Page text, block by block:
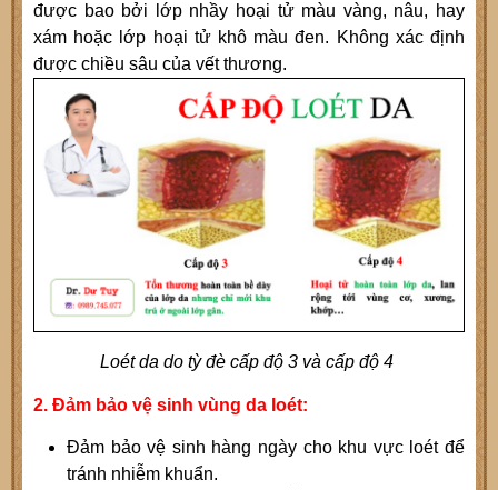
được bao bởi lớp nhầy hoại tử màu vàng, nâu, hay
xám hoặc lớp hoại tử khô màu đen. Không xác định
được chiều sâu của vết thương.
Loét da do tỳ đè cấp độ 3 và cấp độ 4
2. Đảm bảo vệ sinh vùng da loét:
Đảm bảo vệ sinh hàng ngày cho khu vực loét để
tránh nhiễm khuẩn.